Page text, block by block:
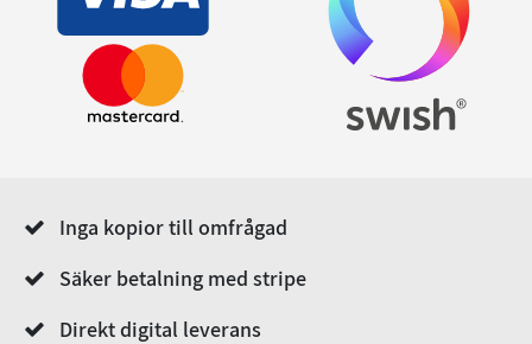
Inga kopior till omfrågad
Säker betalning med stripe
Direkt digital leverans